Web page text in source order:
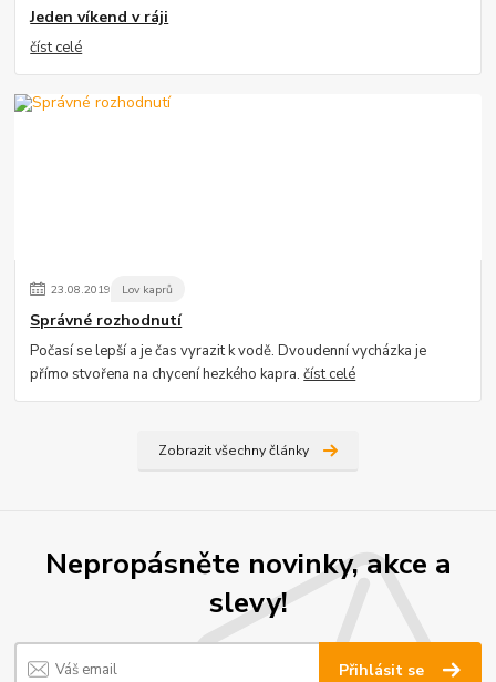
Jeden víkend v ráji
číst celé
23.08.2019 Lov kaprů
Správné rozhodnutí
Počasí se lepší a je čas vyrazit k vodě. Dvoudenní vycházka je
přímo stvořena na chycení hezkého kapra.číst celé
Zobrazit všechny články
Nepropásněte novinky, akce a
slevy!
Přihlásit se